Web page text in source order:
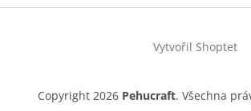
Vytvořil Shoptet
Copyright 2026 Pehucraft. Všechna